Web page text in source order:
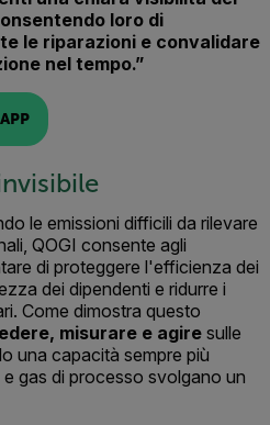
loro di
le riparazioni e convalidare
nel tempo.”
le emissioni difficili da rilevare
QOGI consente agli
di proteggere l'efficienza dei
dei dipendenti e ridurre i
Come dimostra questo
misurare e agire sulle
una capacità sempre più
gas di processo svolgano un